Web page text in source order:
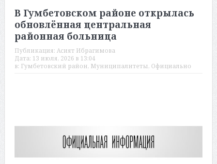
В Гумбетовском районе открылась
обновлённая центральная
районная больница
Публикация: Асият Ибрагимова
Дата: 13 июля, 2026 в 13:04
в: Гумбетовский район, Муниципалитеты, Официально